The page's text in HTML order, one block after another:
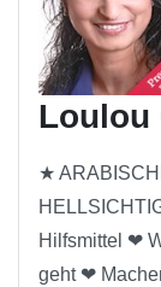
Loulou
★
Hilfsmittel ❤
geht ❤